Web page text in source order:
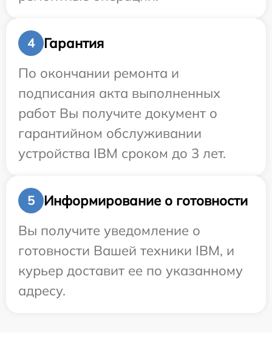
4
Гарантия
По окончании ремонта и
подписания акта выполненных
работ Вы получите документ о
гарантийном обслуживании
устройства IBM сроком до 3 лет.
5
Информирование о готовности
Вы получите уведомление о
готовности Вашей техники IBM, и
курьер доставит ее по указанному
адресу.